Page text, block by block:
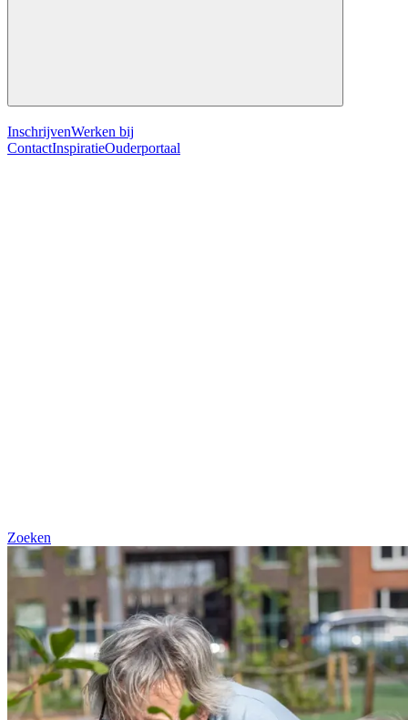
InschrijvenWerken bij
ContactInspiratieOuderportaal
Zoeken